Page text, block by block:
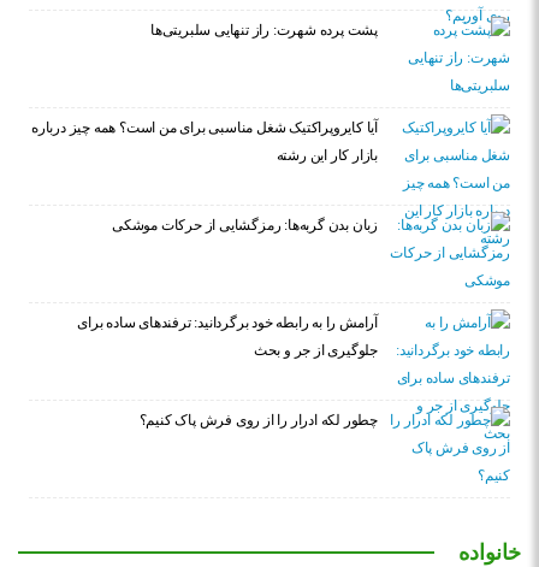
پشت پرده شهرت: راز تنهایی سلبریتی‌ها
آیا کایروپراکتیک شغل مناسبی برای من است؟ همه چیز درباره
بازار کار این رشته
زبان بدن گربه‌ها: رمزگشایی از حرکات موشکی
آرامش را به رابطه خود برگردانید: ترفندهای ساده برای
جلوگیری از جر و بحث
چطور لکه ادرار را از روی فرش پاک کنیم؟
خانواده